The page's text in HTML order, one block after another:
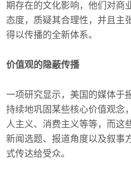
期存在的文化影响，他们对商
态度，质疑其合理性，并且主
得以传播的全新体系。
价值观的隐蔽传播
一项研究显示，美国的媒体于
持续地巩固某些核心价值观念
人主义、消费主义等等，而这
新闻选题、报道角度以及叙事
式传达给受众。